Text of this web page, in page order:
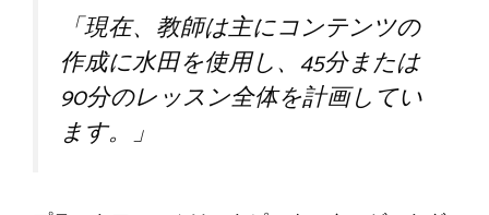
「現在、教師は主にコンテンツの
作成に水田を使用し、45分または
90分のレッスン全体を計画してい
ます。」